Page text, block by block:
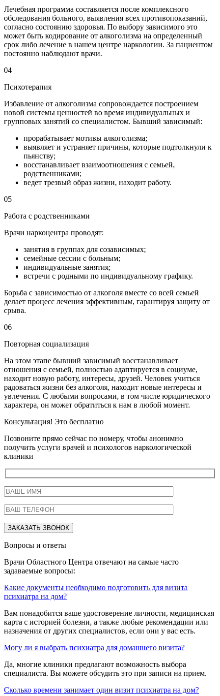
Лечебная программа составляется после комплексного
обследования больного, выявления всех противопоказаний,
согласно состоянию здоровья. По выбору зависимого это
может быть кодирование от алкоголизма на определенный
срок либо лечение в нашем центре наркологии. За пациентом
постоянно наблюдают врачи.
04
Психотерапия
Избавление от алкоголизма сопровождается построением
новой системы ценностей во время индивидуальных и
групповых занятий со специалистом. Бывший зависимый:
прорабатывает мотивы алкоголизма;
выявляет и устраняет причины, которые подтолкнули к
пьянству;
восстанавливает взаимоотношения с семьей,
родственниками;
ведет трезвый образ жизни, находит работу.
05
Работа с родственниками
Врачи наркоцентра проводят:
занятия в группах для созависимых;
семейные сессии с больным;
индивидуальные занятия;
встречи с родными по индивидуальному графику.
Борьба с зависимостью от алкоголя вместе со всей семьей
делает процесс лечения эффективным, гарантируя защиту от
срыва.
06
Повторная социализация
На этом этапе бывший зависимый восстанавливает
отношения с семьей, полностью адаптируется в социуме,
находит новую работу, интересы, друзей. Человек учиться
радоваться жизни без алкоголя, находит новые интересы и
увлечения. С любыми вопросами, в том числе юридического
характера, он может обратиться к нам в любой момент.
Консультация! Это бесплатно
Позвоните прямо сейчас по номеру, чтобы анонимно
получить услуги врачей и психологов наркологической
клиники
Вопросы и ответы
Врачи Областного Центра отвечают на самые часто
задаваемые вопросы:
Какие документы необходимо подготовить для визита
психиатра на дом?
Вам понадобится ваше удостоверение личности, медицинская
карта с историей болезни, а также любые рекомендации или
назначения от других специалистов, если они у вас есть.
Могу ли я выбрать психиатра для домашнего визита?
Да, многие клиники предлагают возможность выбора
специалиста. Вы можете обсудить это при записи на прием.
Cколько времени занимает один визит психиатра на дом?